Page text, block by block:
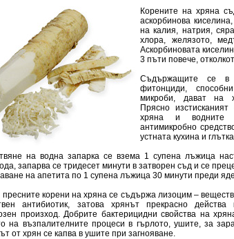
Корените на хряна
аскорбинова
на калия, натрия,
хлора, желязото,
Аскорбиновата
3 пъти повече,
Съдържащите се в
фитонциди,
микроби, дават на
Прясно
хряна и водните
антимикробно
устната кухина и
на водна запарка се взема 1 супена лъжица
запарва се тридесет минути в затворен съд и се
на апетита по 1 супена лъжица 30 минути преди
пресните корени на хряна се съдържа лизоцим –
антибиотик, затова хрянът прекрасно
произход. Добрите бактерицидни свойства на
на възпалителните процеси в гърлото, ушите, за
от хрян се капва в ушите при загнояване.